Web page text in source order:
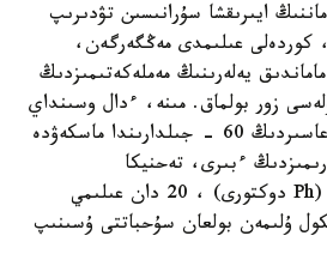
ايىرىقشا سۇرانىسىن تۋدىرىپ
كوردەلى عىلىمدى مەڭگەرگەن،
يەلەرىنىڭ مەملەكەتىمىزدىڭ
زور بولماق. مىنە، ءدال وسىنداي
ماماندىق يەسى، وتكەن عاسىردىڭ 60 - جىلدارىندا ماسكەۋدە
ءبىرى، تەحنيكا
عىلىمدارىنىڭ كانديداتى (Ph دوكتورى) ، 20 دان عىلىمي
ۇلىمەن بولعان سۇحباتتى ۇسىنىپ